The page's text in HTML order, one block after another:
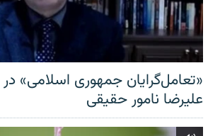
«تعامل‌گرایان جمهوری اسلامی»
علیرضا نامور حقیقی